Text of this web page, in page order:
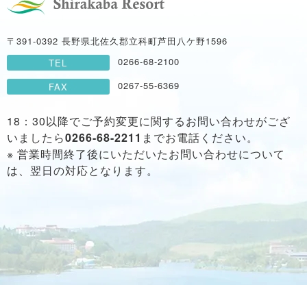
〒391-0392 長野県北佐久郡立科町芦田八ケ野1596
TEL
0266-68-2100
FAX
0267-55-6369
18：30以降でご予約変更に関するお問い合わせがござ
いましたら0266-68-2211 までお電話ください。
※ 営業時間終了後にいただいたお問い合わせについて
は、翌日の対応となります。